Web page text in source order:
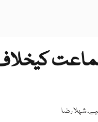
شہلا رضا